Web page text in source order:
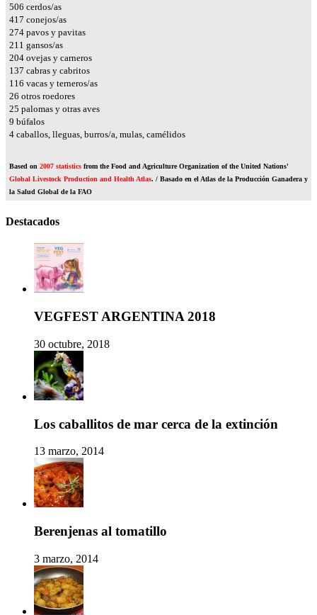
577 cerdos/as
475 conejos/as
312 pavos y pavitas
241 gansos/as
233 ovejas y carneros
156 cabras y cabritos
132 vacas y terneros/as
29 otros roedores
28 palomas y otras aves
10búfalos
4 caballos, lleguas, burros/a, mulas, camélidos
Based on 2007 statistics from the Food and Agriculture Organization of the United Nations'
Global Livestock Production and Health Atlas. / Basado en el Atlas de la Producción Ganadera y
la Salud Global de la FAO
Destacados
VEGFEST ARGENTINA 2018
30 octubre, 2018
Los caballitos de mar cerca de la extinción
13 marzo, 2014
Berenjenas al tomatillo
3 marzo, 2014